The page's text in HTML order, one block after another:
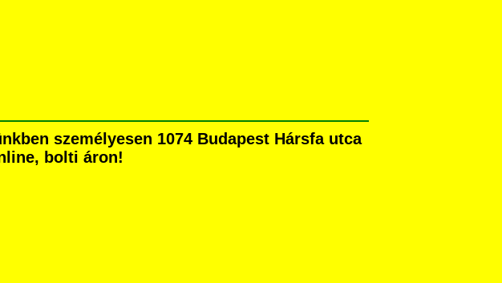
személyesen 1074 Budapest Hársfa utca
bolti áron!